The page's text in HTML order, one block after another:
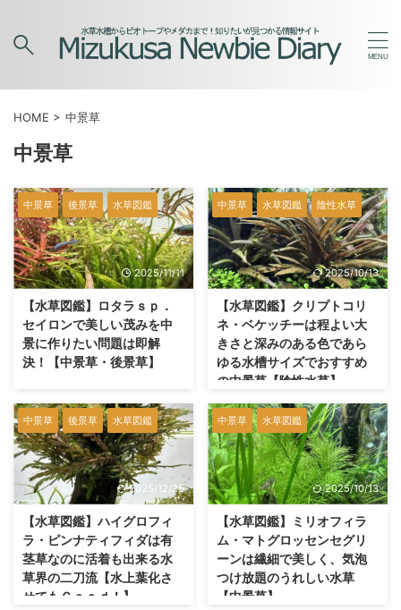
HOME > 中景草
中景草
中景草 後景草 水草図鑑
2025/11/11
【水草図鑑】ロタラｓｐ．
セイロンで美しい茂みを中
景に作りたい問題は即解
決！【中景草・後景草】
中景草 水草図鑑 陰性水草
2025/10/13
【水草図鑑】クリプトコリ
ネ・ベケッチーは程よい大
きさと深みのある色であら
ゆる水槽サイズでおすすめ
の中景草【陰性水草】
中景草 後景草 水草図鑑
2025/12/25
【水草図鑑】ハイグロフィ
ラ・ピンナティフィダは有
茎草なのに活着も出来る水
草界の二刀流【水上葉化さ
せてもＧｏｏｄ！】
中景草 水草図鑑
2025/10/13
【水草図鑑】ミリオフィラ
ム・マトグロッセンセグリ
ーンは繊細で美しく、気泡
つけ放題のうれしい水草
【中景草】